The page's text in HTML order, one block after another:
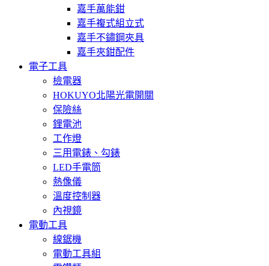
嘉手萬能鉗
嘉手複式組立式
嘉手不鏽鋼夾具
嘉手夾鉗配件
電子工具
檢電器
HOKUYO北陽光電開關
保險絲
鋰電池
工作燈
三用電錶、勾錶
LED手電筒
熱像儀
溫度控制器
內視鏡
電動工具
線鋸機
電動工具組